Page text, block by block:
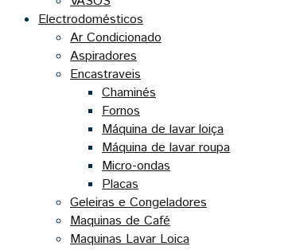
Electrodomésticos
Ar Condicionado
Aspiradores
Encastraveis
Chaminés
Fornos
Máquina de lavar loiça
Máquina de lavar roupa
Micro-ondas
Placas
Geleiras e Congeladores
Maquinas de Café
Maquinas Lavar Loica